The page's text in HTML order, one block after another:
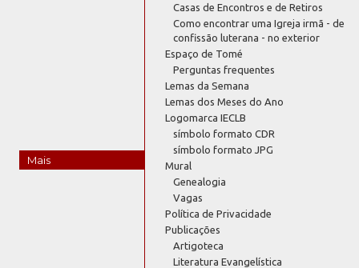
Mais
Casas de Encontros e de Retiros
Como encontrar uma Igreja irmã - de
confissão luterana - no exterior
Espaço de Tomé
Perguntas frequentes
Lemas da Semana
Lemas dos Meses do Ano
Logomarca IECLB
símbolo formato CDR
símbolo formato JPG
Mural
Genealogia
Vagas
Política de Privacidade
Publicações
Artigoteca
Literatura Evangelística